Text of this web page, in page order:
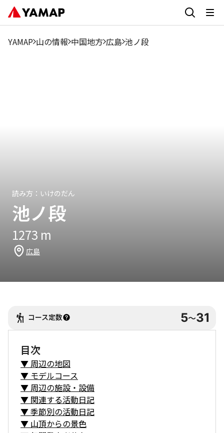
YAMAP 山の情報 中国地方 広島 池ノ段
読み方： いけのだん
池ノ段
1273 m
広島
コース定数 5〜31
目次
▼ 周辺の地図
▼ モデルコース
▼ 周辺の施設・設備
▼ 関連する活動日記
▼季節別の活動日記
▼ 山頂からの景色
1月 2月 3月 9月